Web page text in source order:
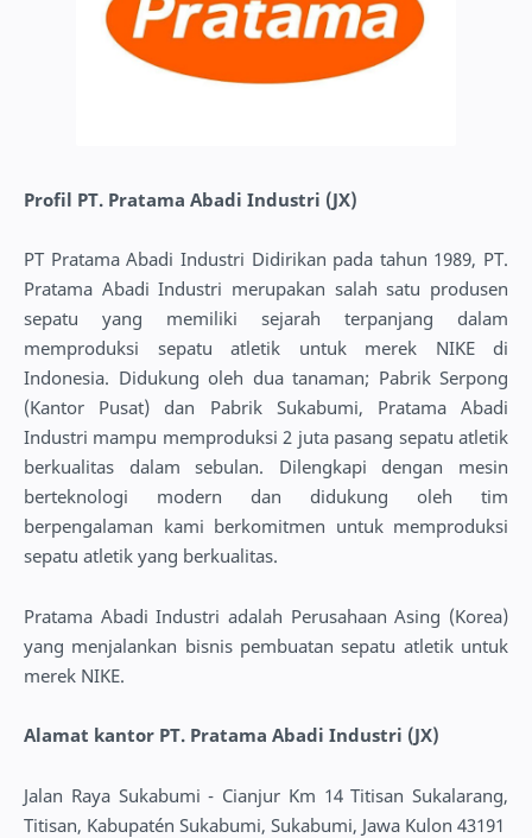
Profil PT. Pratama Abadi Industri (JX)
PT Pratama Abadi Industri Didirikan pada tahun 1989, PT.
Pratama Abadi Industri merupakan salah satu produsen
sepatu yang memiliki sejarah terpanjang dalam
memproduksi sepatu atletik untuk merek NIKE di
Indonesia. Didukung oleh dua tanaman; Pabrik Serpong
(Kantor Pusat) dan Pabrik Sukabumi, Pratama Abadi
Industri mampu memproduksi 2 juta pasang sepatu atletik
berkualitas dalam sebulan. Dilengkapi dengan mesin
berteknologi modern dan didukung oleh tim
berpengalaman kami berkomitmen untuk memproduksi
sepatu atletik yang berkualitas.
Pratama Abadi Industri adalah Perusahaan Asing (Korea)
yang menjalankan bisnis pembuatan sepatu atletik untuk
merek NIKE.
Alamat kantor PT. Pratama Abadi Industri (JX)
Jalan Raya Sukabumi - Cianjur Km 14 Titisan Sukalarang,
Titisan, Kabupatén Sukabumi, Sukabumi, Jawa Kulon 43191